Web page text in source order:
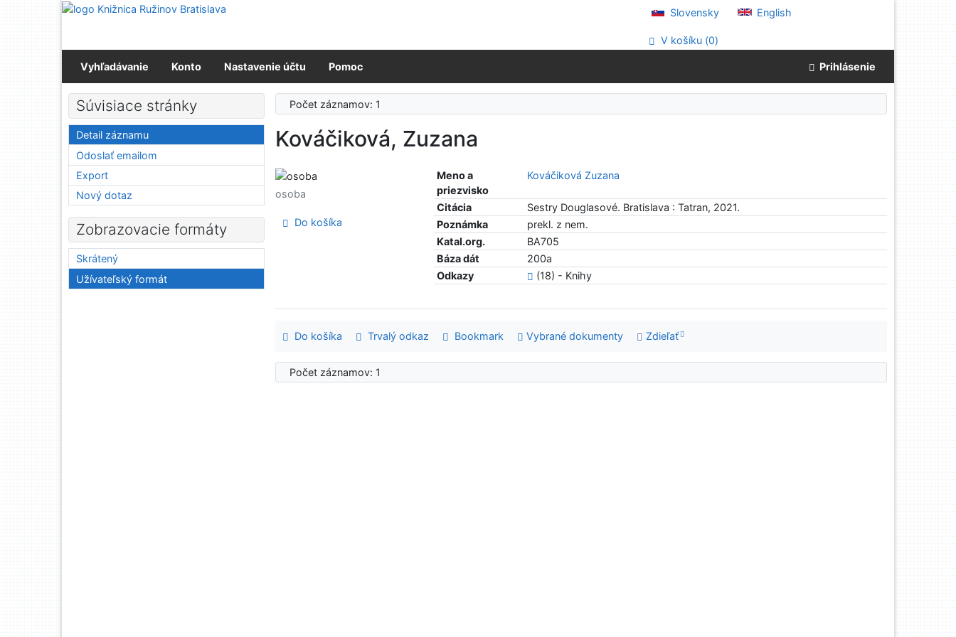
Prejsť na obsah
Slovensky English
V košíku (0)
Vyhľadávanie Konto Nastavenie účtu Pomoc Prihlásenie
Počet záznamov: 1
Kováčiková, Zuzana
Meno a
priezvisko
Kováčiková Zuzana
Citácia
Sestry Douglasové. Bratislava : Tatran, 2021.
Poznámka
prekl. z nem.
Katal.org.
BA705
Báza dát
200a
Odkazy
(18) - Knihy
osoba
Do košíka
Do košíka Trvalý odkaz Bookmark Vybrané dokumenty Zdieľať
Počet záznamov: 1
Súvisiace stránky
Detail záznamu
Odoslať emailom
Export
Nový dotaz
Zobrazovacie formáty
Skrátený
Užívateľský formát